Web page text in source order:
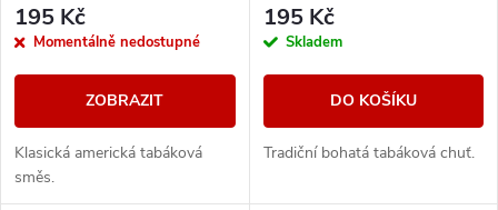
195 Kč
Momentálně nedostupné
ZOBRAZIT
Klasická americká tabáková
směs.
195 Kč
Skladem
DO KOŠÍKU
Tradiční bohatá tabáková chuť.